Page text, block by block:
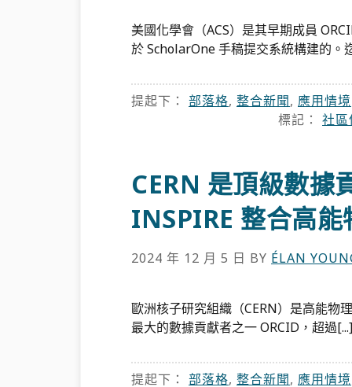
美國化學會（ACS）是其早期成員
於 ScholarOne 手稿提交系統構建的。
提起下： 部落格, 整合新聞, 應用情境
標記： 社
CERN 是頂級數據
INSPIRE 整合高能
2024 年 12 月 5 日 BY ÉLAN
歐洲核子研究組織（CERN）是高能物
最大的數據貢獻者之一 ORCID，超過[...]
提起下： 部落格, 整合新聞, 應用情境